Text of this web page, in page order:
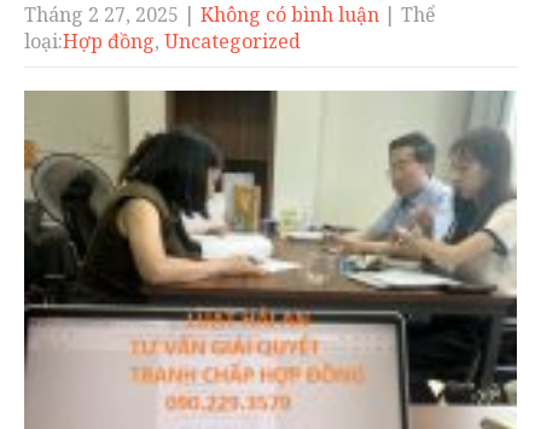
Tháng 2 27, 2025 | Không có bình luận | Thể
loại:Hợp đồng, Uncategorized